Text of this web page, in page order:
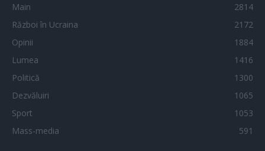
Main
2814
Război în Ucraina
2172
Opinii
1884
Lumea
1416
Politică
1300
Dezvăluiri
1065
Sport
1053
Mass-media
591